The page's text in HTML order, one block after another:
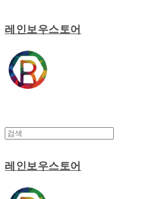
레인보우스토어
레인보우스토어